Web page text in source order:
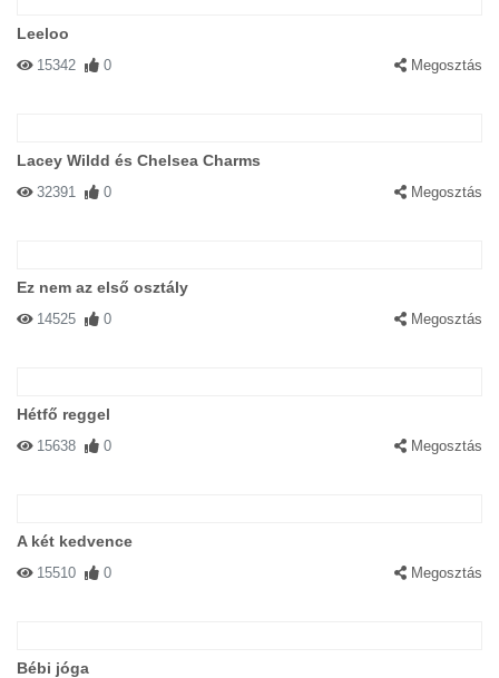
Leeloo
15342 0 Megosztás
Lacey Wildd és Chelsea Charms
32391 0 Megosztás
Ez nem az első osztály
14525 0 Megosztás
Hétfő reggel
15638 0 Megosztás
A két kedvence
15510 0 Megosztás
Bébi jóga